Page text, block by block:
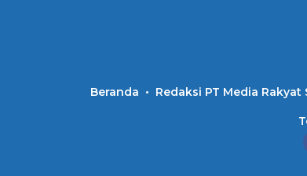
Beranda Redaksi PT Media Rakyat